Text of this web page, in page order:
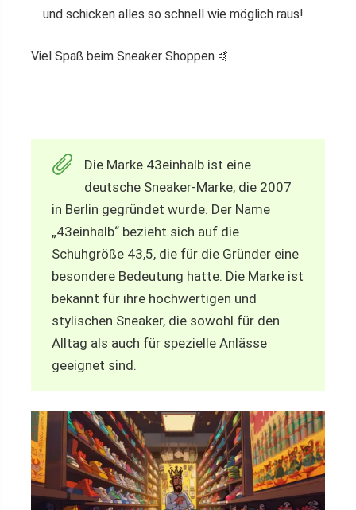
und schicken alles so schnell wie möglich raus!
Viel Spaß beim Sneaker Shoppen 🤙
Die Marke 43einhalb ist eine
deutsche Sneaker-Marke, die 2007
in Berlin gegründet wurde. Der Name
„43einhalb“ bezieht sich auf die
Schuhgröße 43,5, die für die Gründer eine
besondere Bedeutung hatte. Die Marke ist
bekannt für ihre hochwertigen und
stylischen Sneaker, die sowohl für den
Alltag als auch für spezielle Anlässe
geeignet sind.